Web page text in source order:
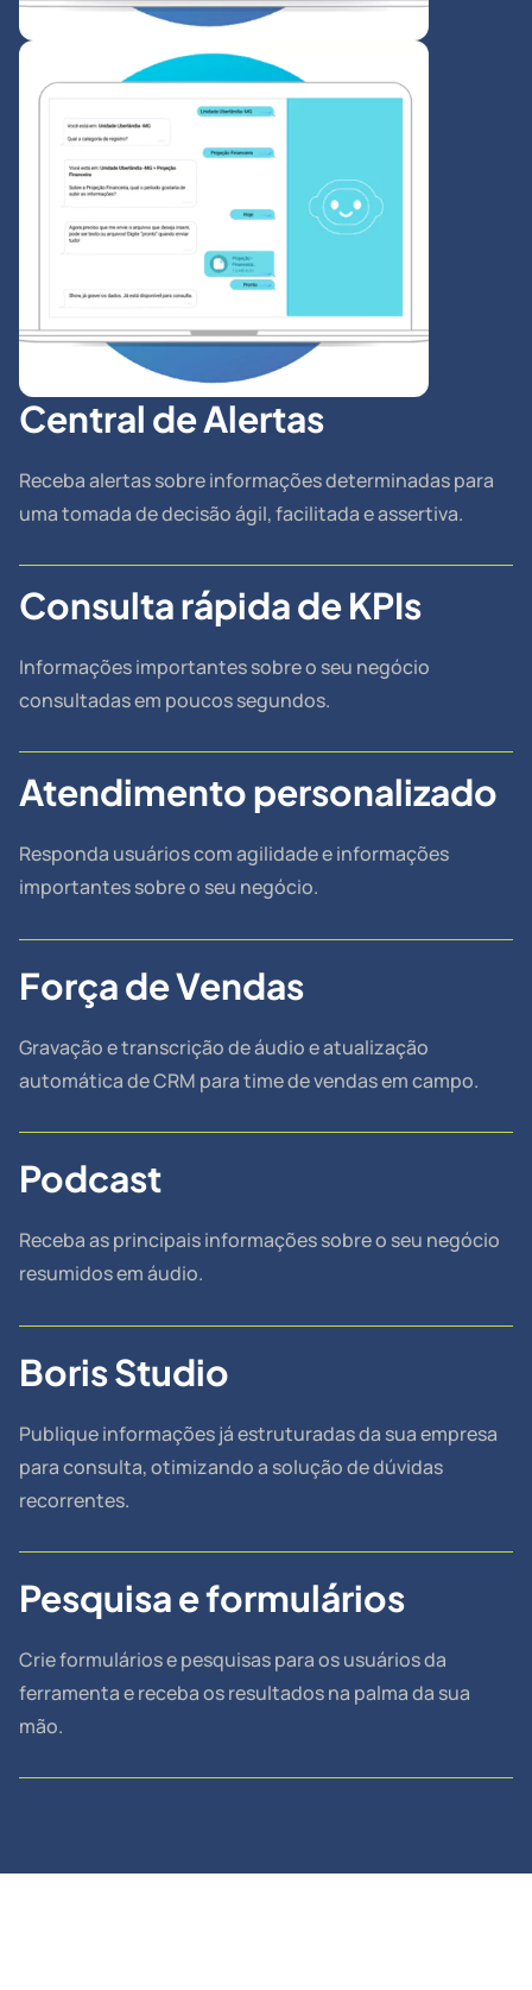
Central de Alertas
Receba alertas sobre informações determinadas para
uma tomada de decisão ágil, facilitada e assertiva.
Consulta rápida de KPIs
Informações importantes sobre o seu negócio
consultadas em poucos segundos.
Atendimento personalizado
Responda usuários com agilidade e informações
importantes sobre o seu negócio.
Força de Vendas
Gravação e transcrição de áudio e atualização
automática de CRM para time de vendas em campo.
Podcast
Receba as principais informações sobre o seu negócio
resumidos em áudio.
Boris Studio
Publique informações já estruturadas da sua empresa
para consulta, otimizando a solução de dúvidas
recorrentes.
Pesquisa e formulários
Crie formulários e pesquisas para os usuários da
ferramenta e receba os resultados na palma da sua
mão.